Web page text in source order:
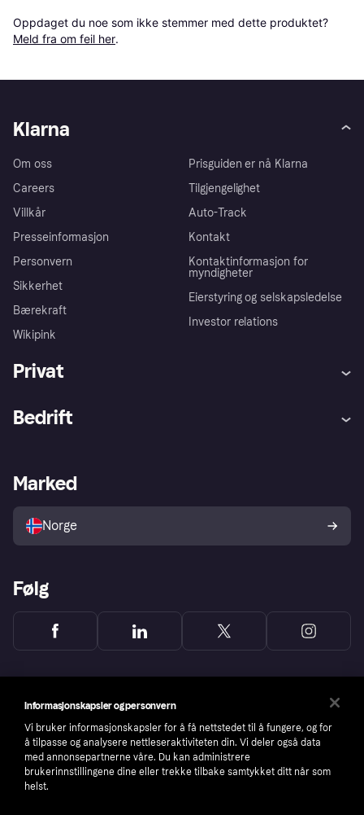
Oppdaget du noe som ikke stemmer med dette produktet?
Meld fra om feil her.
Klarna
Om oss
Careers
Villkår
Presseinformasjon
Personvern
Sikkerhet
Bærekraft
Wikipink
Prisguiden er nå Klarna
Tilgjengelighet
Auto-Track
Kontakt
Kontaktinformasjon for
myndigheter
Eierstyring og selskapsledelse
Investor relations
Privat
Utforsk butikker
Bedrift
Merchant portal
Marked
Norge
Følg
Informasjonskapsler og personvern
Vi bruker informasjonskapsler for å få nettstedet til å fungere, og for
å tilpasse og analysere nettleseraktiviteten din. Vi deler også data
med annonsepartnerne våre. Du kan administrere
brukerinnstillingene dine eller trekke tilbake samtykket ditt når som
helst.